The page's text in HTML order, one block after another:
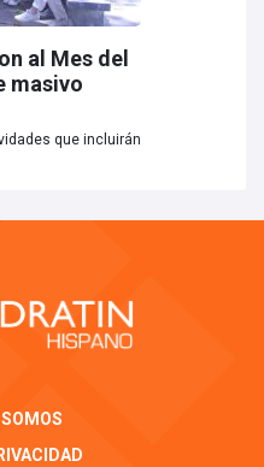
al Mes del
masivo
que incluirán